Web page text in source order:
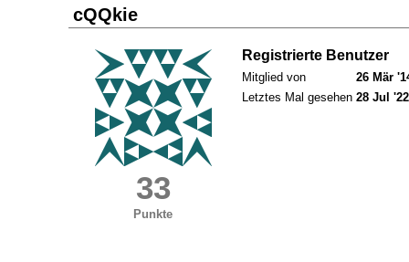
cQQkie
33
Punkte
Registrierte Benutzer
Mitglied von
26 Mär
Letztes Mal gesehen 28 Jul